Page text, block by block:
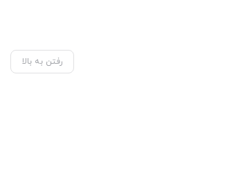
رفتن به بالا